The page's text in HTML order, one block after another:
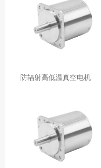
防辐射高低温真空电机